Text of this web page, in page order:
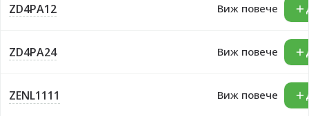
ZD4PA12 Виж повече
ZD4PA24 Виж повече
ZENL1111 Виж повече